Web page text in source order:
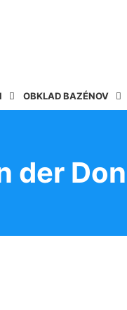
OBKLAD BAZÉNOV
der